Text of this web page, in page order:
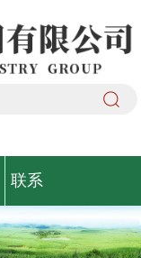
联系
我们